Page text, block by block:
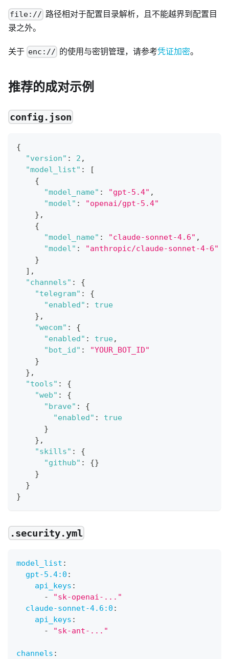
file:// 路径相对于配置目录解析，且不能越界到配置目
录之外。
关于 enc:// 的使用与密钥管理，请参考凭证加密。
推荐的成对示例
config.json
{
"version" : 2 ,
"model_list" :
[
{
"model_name" : "gpt-5.4" ,
"model" :
"openai/gpt-5.4"
} ,
{
"model_name" : "claude-sonnet-4.6" ,
"model" :
"anthropic/claude-sonnet-4-6"
}
] ,
"channels" :
{
"telegram" :
{
"enabled" :
true
} ,
"wecom" :
{
"enabled" : true,
"bot_id" :
"YOUR_BOT_ID"
}
} ,
"tools" :
{
"web" :
{
"brave" :
{
"enabled" :
true
}
} ,
"skills" :
{
"github" : {}
}
}
}
.security.yml
model_list :
gpt-5.4:0 :
api_keys :
-
"sk-openai-..."
claude-sonnet-4.6:0 :
api_keys :
-
"sk-ant-..."
channels :